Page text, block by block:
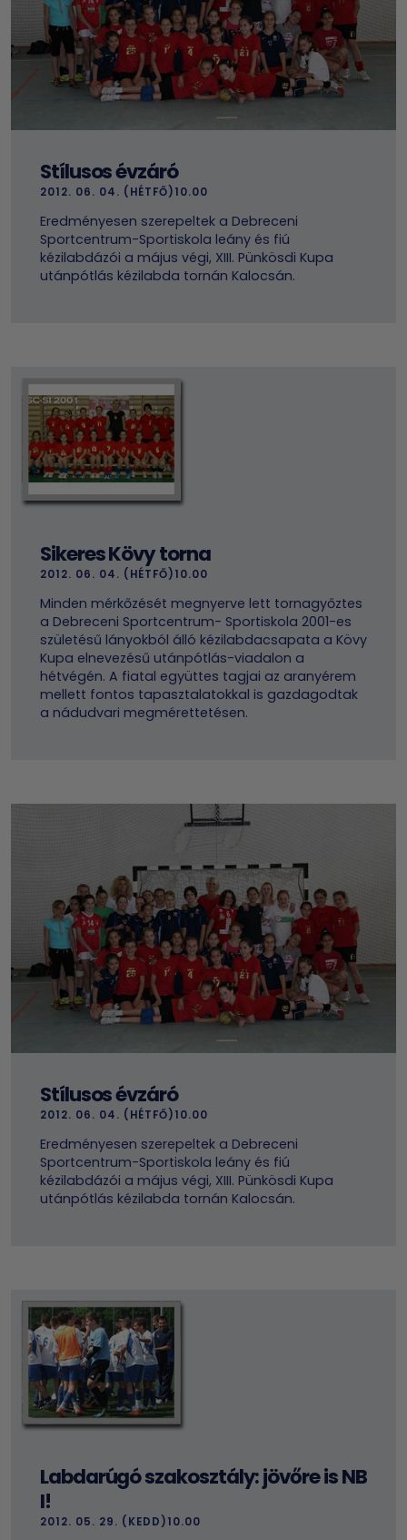
Stílusos évzáró
2012. 06. 04. (HÉTFŐ)10.00
Eredményesen szerepeltek a Debreceni
Sportcentrum-Sportiskola leány és fiú
kézilabdázói a május végi, XIII. Pünkösdi Kupa
utánpótlás kézilabda tornán Kalocsán.
Sikeres Kövy torna
2012. 06. 04. (HÉTFŐ)10.00
Minden mérkőzését megnyerve lett tornagyőztes
a Debreceni Sportcentrum- Sportiskola 2001-es
születésű lányokból álló kézilabdacsapata a Kövy
Kupa elnevezésű utánpótlás-viadalon a
hétvégén. A fiatal együttes tagjai az aranyérem
mellett fontos tapasztalatokkal is gazdagodtak
a nádudvari megmérettetésen.
Stílusos évzáró
2012. 06. 04. (HÉTFŐ)10.00
Eredményesen szerepeltek a Debreceni
Sportcentrum-Sportiskola leány és fiú
kézilabdázói a május végi, XIII. Pünkösdi Kupa
utánpótlás kézilabda tornán Kalocsán.
Labdarúgó szakosztály: jövőre is NB
I!
2012. 05. 29. (KEDD)10.00